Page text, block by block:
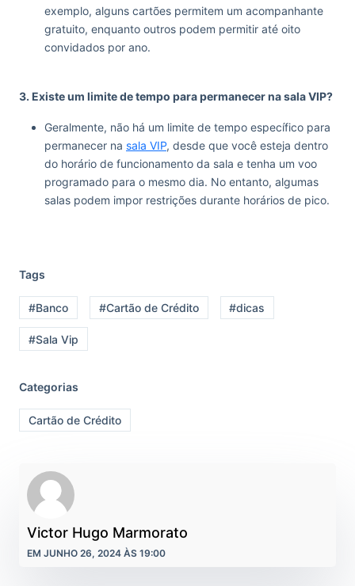
exemplo, alguns cartões permitem um acompanhante
gratuito, enquanto outros podem permitir até oito
convidados por ano.
3. Existe um limite de tempo para permanecer na sala VIP?
Geralmente, não há um limite de tempo específico para
permanecer na sala VIP, desde que você esteja dentro
do horário de funcionamento da sala e tenha um voo
programado para o mesmo dia. No entanto, algumas
salas podem impor restrições durante horários de pico​.
Tags
#Banco #Cartão de Crédito #dicas
#Sala Vip
Categorias
Cartão de Crédito
Victor Hugo Marmorato
EM JUNHO 26, 2024 ÀS 19:00